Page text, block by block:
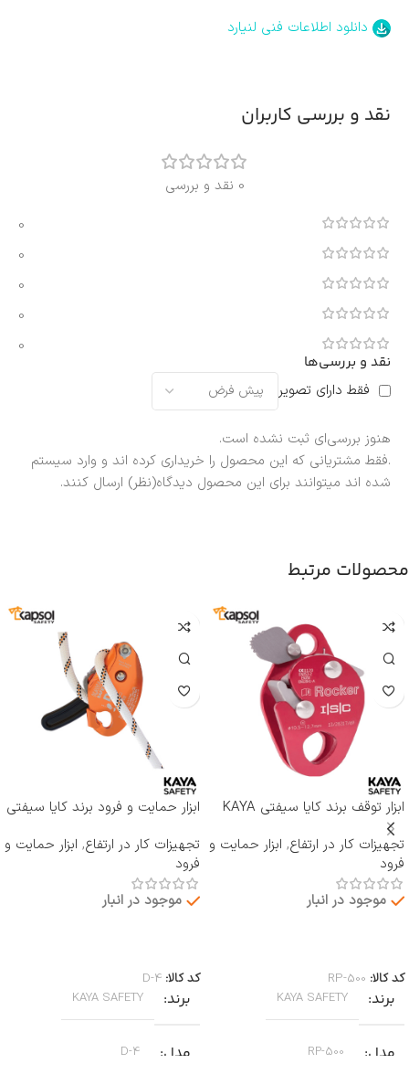
دانلود اطلاعات فنی لنیارد
نقد و بررسی کاربران
0 نقد و بررسی
0
0
0
0
0
نقد و بررسی‌ها
فقط دارای تصویر
هنوز بررسی‌ای ثبت نشده است.
.فقط مشتریانی که این محصول را خریداری کرده اند و وارد سیستم
شده اند میتوانند برای این محصول دیدگاه(نظر) ارسال کنند.
محصولات مرتبط
ابزار توقف برند کایا سیفتی KAYA
SAFETY مدل RP-500 ROCKER
تجهیزات کار در ارتفاع, ابزار حمایت و
فرود
موجود در انبار
کد کالا: RP-500
برند KAYA SAFETY
مدل RP-500
ابزار حمایت و فرود برند کایا سیفتی
تجهیزات کار در ارتفاع, ابزار حمایت و
فرود
موجود در انبار
کد کالا: D-4
برند KAYA SAFETY
مدل D-4